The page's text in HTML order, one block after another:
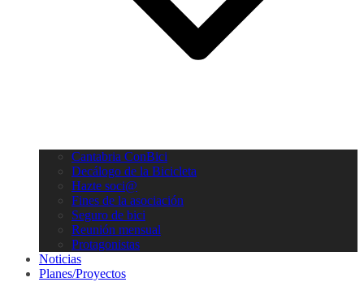
Cantabria ConBici
Decálogo de la Bicicleta
Hazte soci@
Fines de la asociación
Seguro de bici
Reunión mensual
Protagonistas
Noticias
Planes/Proyectos